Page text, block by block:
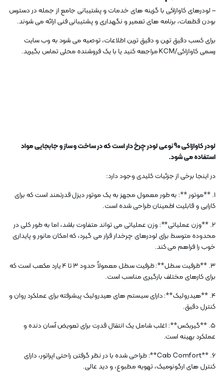
– لودرهای کاوازاکی با گزینه های خدمات و پشتیبانی جامع از جمله در دسترس
بودن قطعات، برنامه های تعمیر و نگهداری و پشتیبانی فنی ارائه می شوند.
برای کسب دقیق ترین و دقیق ترین اطلاعات، توصیه می شود به وب سایت
رسمی کاوازاکی/KCM مراجعه کنید یا با یک فروشنده محلی تماس بگیرید.
لودر کاوازاکی 90 نوعی لودر چرخ دار است که در ساخت و ساز و جابجایی مواد
استفاده می شود.
در اینجا برخی از جزئیات کلیدی وجود دارد:
1. **موتور **: به طور معمول مجهز به یک موتور دیزل قدرتمند است که برای
کارایی و قابلیت اطمینان طراحی شده است.
2. **وزن عملیاتی**: وزن عملیاتی می تواند متفاوت باشد، اما به طور کلی در
محدوده متوسط ​​برای لودرهای چرخدار قرار می گیرد، که امکان مانور و پایداری
خوب را فراهم می کند.
3. **ظرفیت سطل**: ظرفیت سطل معمولاً حدود 3 تا 4 یارد مکعب است که
برای کارهای مختلف بارگیری مناسب است.
4. **هیدرولیک**: دارای سیستم های هیدرولیک پیشرفته برای عملکرد روان و
کنترل دقیق.
5. **گیربکس**: اغلب شامل یک انتقال قدرت برای تعویض آسان دنده و
عملکرد بهینه است.
6. **Cab Comfort**: طراحی شده با در نظر گرفتن راحتی اپراتور، دارای
کنترل های ارگونومیک، تهویه مطبوع، و دید عالی.